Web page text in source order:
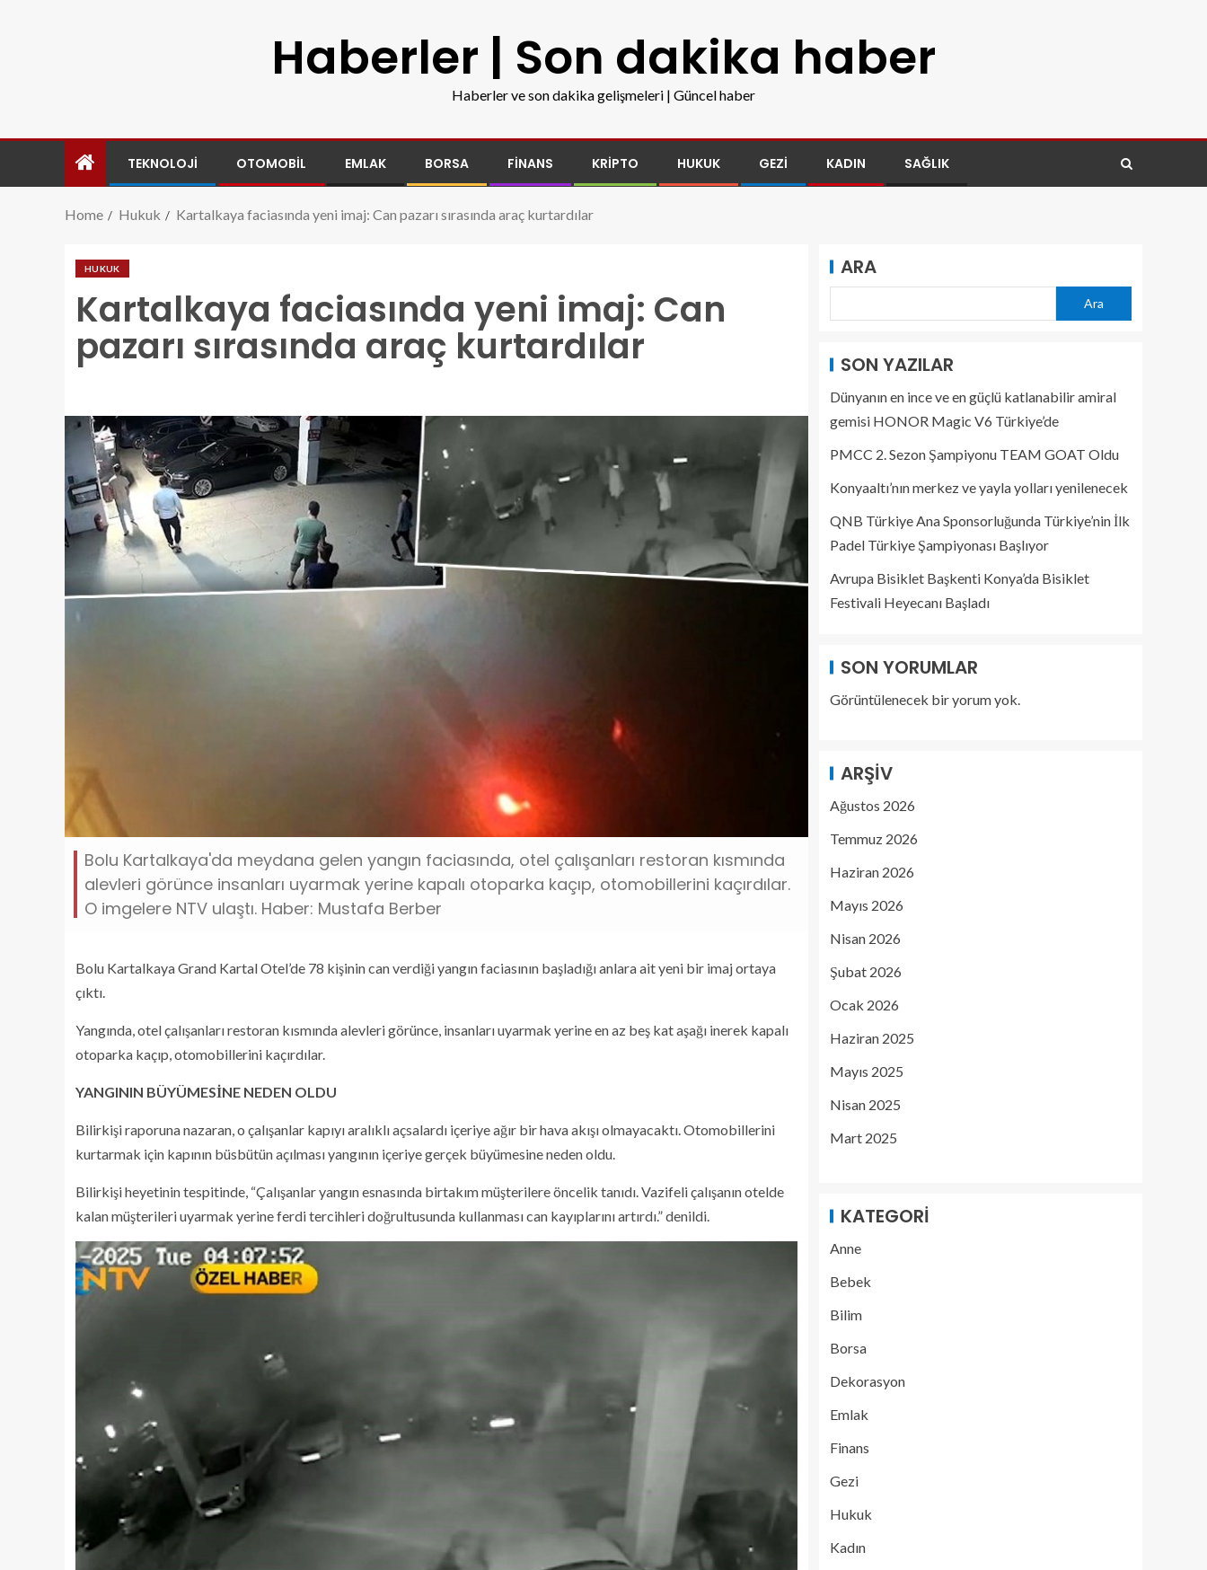
Haberler | Son dakika haber
Haberler ve son dakika gelişmeleri | Güncel haber
TEKNOLOJI OTOMOBIL EMLAK BORSA FINANS KRIPTO HUKUK GEZI KADIN SAĞLIK
Home Hukuk Kartalkaya faciasında yeni imaj: Can pazarı sırasında araç kurtardılar
HUKUK
Kartalkaya faciasında yeni imaj: Can
pazarı sırasında araç kurtardılar
Bolu Kartalkaya'da meydana gelen yangın faciasında, otel çalışanları restoran kısmında
alevleri görünce insanları uyarmak yerine kapalı otoparka kaçıp, otomobillerini kaçırdılar.
O imgelere NTV ulaştı. Haber: Mustafa Berber
Bolu Kartalkaya Grand Kartal Otel’de 78 kişinin can verdiği yangın faciasının başladığı anlara ait yeni bir imaj ortaya
çıktı.
Yangında, otel çalışanları restoran kısmında alevleri görünce, insanları uyarmak yerine en az beş kat aşağı inerek kapalı
otoparka kaçıp, otomobillerini kaçırdılar.
YANGININ BÜYÜMESİNE NEDEN OLDU
Bilirkişi raporuna nazaran, o çalışanlar kapıyı aralıklı açsalardı içeriye ağır bir hava akışı olmayacaktı. Otomobillerini
kurtarmak için kapının büsbütün açılması yangının içeriye gerçek büyümesine neden oldu.
Bilirkişi heyetinin tespitinde, “Çalışanlar yangın esnasında birtakım müşterilere öncelik tanıdı. Vazifeli çalışanın otelde
kalan müşterileri uyarmak yerine ferdi tercihleri doğrultusunda kullanması can kayıplarını artırdı.” denildi.
ARA
Ara
SON YAZILAR
Dünyanın en ince ve en güçlü katlanabilir amiral
gemisi HONOR Magic V6 Türkiye’de
PMCC 2. Sezon Şampiyonu TEAM GOAT Oldu
Konyaaltı’nın merkez ve yayla yolları yenilenecek
QNB Türkiye Ana Sponsorluğunda Türkiye’nin İlk
Padel Türkiye Şampiyonası Başlıyor
Avrupa Bisiklet Başkenti Konya’da Bisiklet
Festivali Heyecanı Başladı
SON YORUMLAR
Görüntülenecek bir yorum yok.
ARŞIV
Ağustos 2026
Temmuz 2026
Haziran 2026
Mayıs 2026
Nisan 2026
Şubat 2026
Ocak 2026
Haziran 2025
Mayıs 2025
Nisan 2025
Mart 2025
KATEGORI
Anne
Bebek
Bilim
Borsa
Dekorasyon
Emlak
Finans
Gezi
Hukuk
Kadın